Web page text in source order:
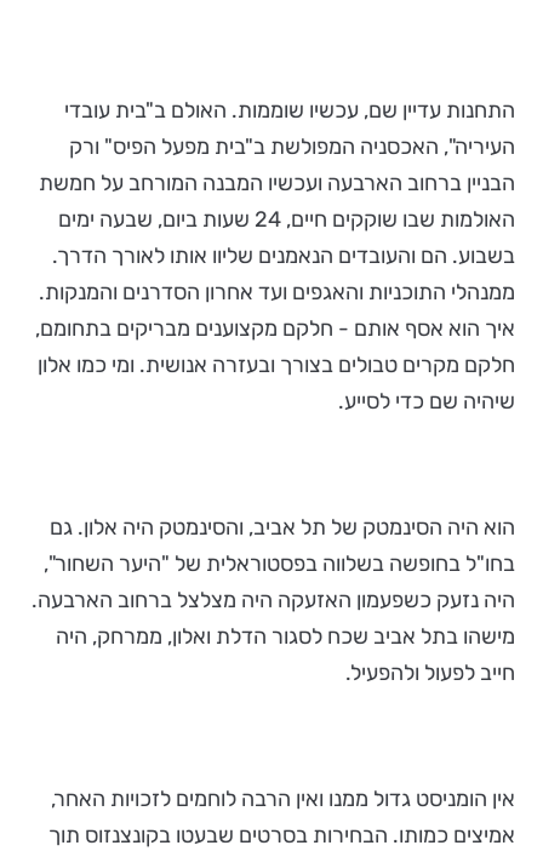
התחנות עדיין שם, עכשיו שוממות. האולם ב"בית עובדי
העיריה", האכסניה המפולשת ב"בית מפעל הפיס" ורק
הבניין ברחוב הארבעה ועכשיו המבנה המורחב על חמשת
האולמות שבו שוקקים חיים, 24 שעות ביום, שבעה ימים
בשבוע. הם והעובדים הנאמנים שליוו אותו לאורך הדרך.
ממנהלי התוכניות והאגפים ועד אחרון הסדרנים והמנקות.
איך הוא אסף אותם - חלקם מקצוענים מבריקים בתחומם,
חלקם מקרים טבולים בצורך ובעזרה אנושית. ומי כמו אלון
שיהיה שם כדי לסייע.
הוא היה הסינמטק של תל אביב, והסינמטק היה אלון. גם
בחו"ל בחופשה בשלווה בפסטוראלית של "היער השחור",
היה נזעק כשפעמון האזעקה היה מצלצל ברחוב הארבעה.
מישהו בתל אביב שכח לסגור הדלת ואלון, ממרחק, היה
חייב לפעול ולהפעיל.
אין הומניסט גדול ממנו ואין הרבה לוחמים לזכויות האחר,
אמיצים כמותו. הבחירות בסרטים שבעטו בקונצנזוס תוך